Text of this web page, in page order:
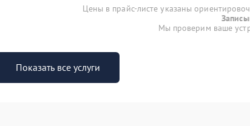
Цены в прайс-листе указаны
Мы проверим ваше
Показать все услуги